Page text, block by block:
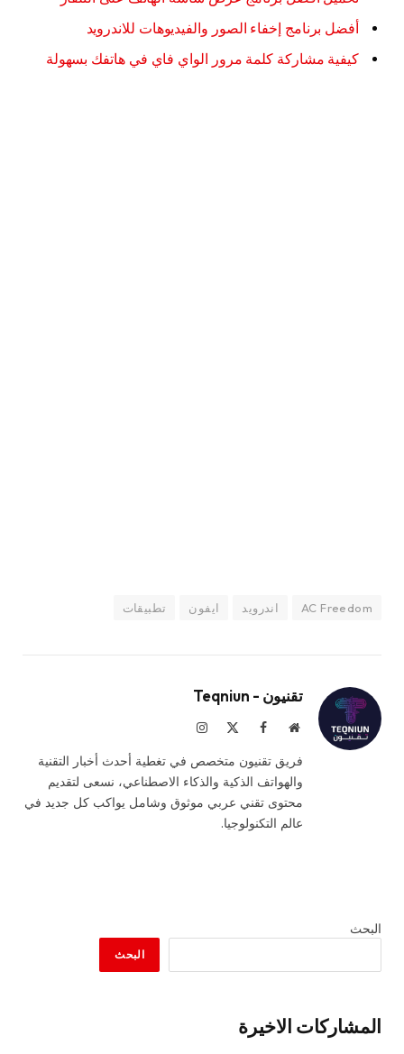
أفضل برنامج إخفاء الصور والفيديوهات للاندرويد
كيفية مشاركة كلمة مرور الواي فاي في هاتفك بسهولة
AC Freedom اندرويد ايفون تطبيقات
تقنيون - Teqniun
موقعفيسبوك الانستغرام
فريق تقنيون متخصص في تغطية أحدث أخبار التقنية
والهواتف الذكية والذكاء الاصطناعي، نسعى لتقديم
محتوى تقني عربي موثوق وشامل يواكب كل جديد في
عالم التكنولوجيا.
البحث
البحث
المشاركات الاخيرة